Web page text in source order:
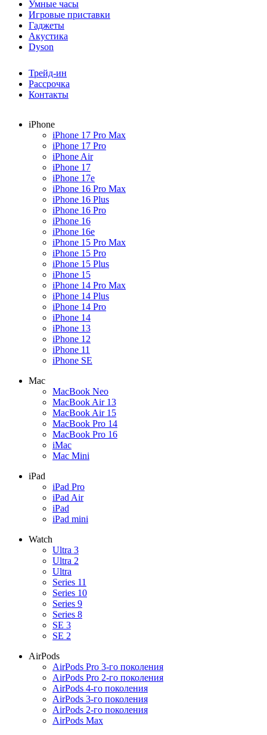
Умные часы
Игровые приставки
Гаджеты
Акустика
Dyson
Трейд-ин
Рассрочка
Контакты
iPhone
iPhone 17 Pro Max
iPhone 17 Pro
iPhone Air
iPhone 17
iPhone 17e
iPhone 16 Pro Max
iPhone 16 Plus
iPhone 16 Pro
iPhone 16
iPhone 16e
iPhone 15 Pro Max
iPhone 15 Pro
iPhone 15 Plus
iPhone 15
iPhone 14 Pro Max
iPhone 14 Plus
iPhone 14 Pro
iPhone 14
iPhone 13
iPhone 12
iPhone 11
iPhone SE
Mac
MacBook Neo
MacBook Air 13
MacBook Air 15
MacBook Pro 14
MacBook Pro 16
iMac
Mac Mini
iPad
iPad Pro
iPad Air
iPad
iPad mini
Watch
Ultra 3
Ultra 2
Ultra
Series 11
Series 10
Series 9
Series 8
SE 3
SE 2
AirPods
AirPods Pro 3-го поколения
AirPods Pro 2-го поколения
AirPods 4-го поколения
AirPods 3-го поколения
AirPods 2-го поколения
AirPods Max